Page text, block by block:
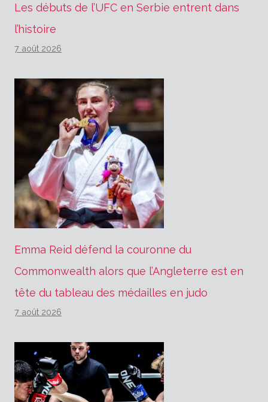
Les débuts de l’UFC en Serbie entrent dans
l’histoire
7 août 2026
Emma Reid défend la couronne du
Commonwealth alors que l’Angleterre est en
tête du tableau des médailles en judo
7 août 2026